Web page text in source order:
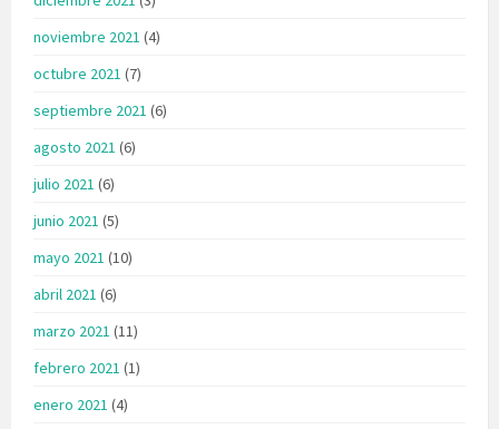
noviembre 2021 (4)
octubre 2021 (7)
septiembre 2021 (6)
agosto 2021 (6)
julio 2021 (6)
junio 2021 (5)
mayo 2021 (10)
abril 2021 (6)
marzo 2021 (11)
febrero 2021 (1)
enero 2021 (4)